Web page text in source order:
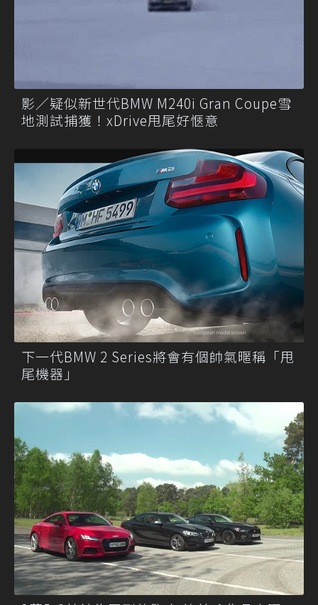
影／疑似新世代BMW M240i Gran Coupe雪
地測試捕獲！xDrive甩尾好愜意
下一代BMW 2 Series將會有個帥氣暱稱「甩
尾機器」